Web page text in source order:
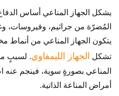
يشكل الجهاز المناعي أساس
المُضرّة من جراثيم، وفيروسات،
يتكون الجهاز المناعي من أنماط
تشكل
الجهاز الليمفاوي. لسببٍ من
المناعي بصورةٍ سوية، فينجم
أمراض المناعة الذاتية.